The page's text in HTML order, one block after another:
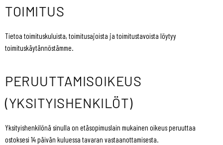
TOIMITUS
Tietoa toimituskuluista, toimitusajoista ja toimitustavoista löytyy
toimituskäytännöstämme.
PERUUTTAMISOIKEUS
(YKSITYISHENKILÖT)
Yksityishenkilönä sinulla on etäsopimuslain mukainen oikeus peruuttaa
ostoksesi 14 päivän kuluessa tavaran vastaanottamisesta.